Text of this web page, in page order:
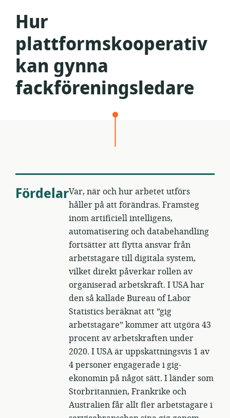
Hur
plattformskooperativ
kan gynna
fackföreningsledare
FördelarVar, när och hur arbetet utförs
håller på att förändras. Framsteg
inom artificiell intelligens,
automatisering och databehandling
fortsätter att flytta ansvar från
arbetstagare till digitala system,
vilket direkt påverkar rollen av
organiserad arbetskraft. I USA har
den så kallade Bureau of Labor
Statistics beräknat att ”gig
arbetstagare” kommer att utgöra 43
procent av arbetskraften under
2020. I USA är uppskattningsvis 1 av
4 personer engagerade i gig-
ekonomin på något sätt. I länder som
Storbritannien, Frankrike och
Australien får allt fler arbetstagare i